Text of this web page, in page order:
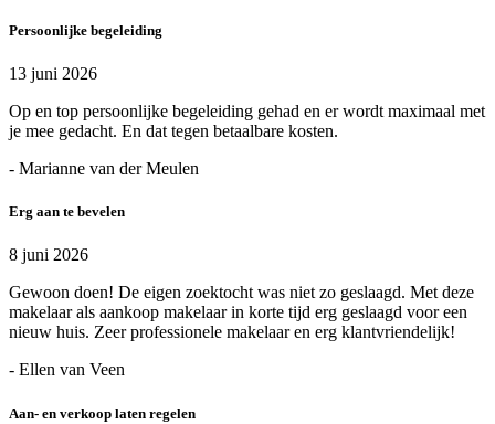
Persoonlijke begeleiding
13 juni 2026
Op en top persoonlijke begeleiding gehad en er wordt maximaal met
je mee gedacht. En dat tegen betaalbare kosten.
- Marianne van der Meulen
Erg aan te bevelen
8 juni 2026
Gewoon doen! De eigen zoektocht was niet zo geslaagd. Met deze
makelaar als aankoop makelaar in korte tijd erg geslaagd voor een
nieuw huis. Zeer professionele makelaar en erg klantvriendelijk!
- Ellen van Veen
Aan- en verkoop laten regelen